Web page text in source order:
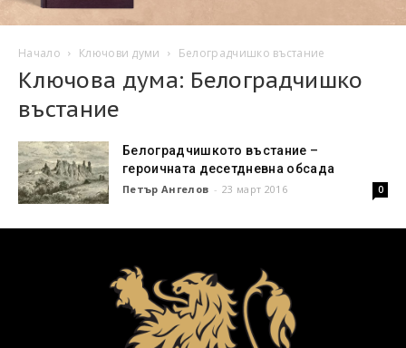
Начало Ключови думи Белоградчишко въстание
Ключова дума: Белоградчишко
въстание
Белоградчишкото въстание –
героичната десетдневна обсада
Петър Ангелов - 23 март 2016 0